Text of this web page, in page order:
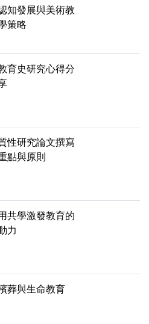
知發展與美術教
策略
育史研究心得分
性研究論文撰寫
點與原則
共學激發教育的
力
葬與生命教育